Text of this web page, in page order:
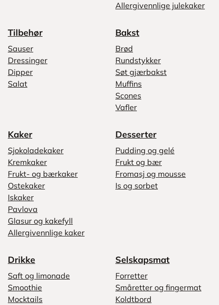
Allergivennlige julekaker
Tilbehør
Sauser
Dressinger
Dipper
Salat
Bakst
Brød
Rundstykker
Søt gjærbakst
Muffins
Scones
Vafler
Kaker
Sjokoladekaker
Kremkaker
Frukt- og bærkaker
Ostekaker
Iskaker
Pavlova
Glasur og kakefyll
Allergivennlige kaker
Desserter
Pudding og gelé
Frukt og bær
Fromasj og mousse
Is og sorbet
Drikke
Saft og limonade
Smoothie
Mocktails
Selskapsmat
Forretter
Småretter og fingermat
Koldtbord